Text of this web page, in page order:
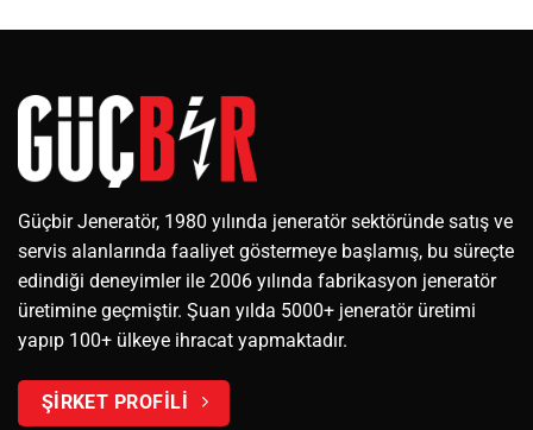
Güçbir Jeneratör, 1980 yılında jeneratör sektöründe satış ve
servis alanlarında faaliyet göstermeye başlamış, bu süreçte
edindiği deneyimler ile 2006 yılında fabrikasyon jeneratör
üretimine geçmiştir. Şuan yılda 5000+ jeneratör üretimi
yapıp 100+ ülkeye ihracat yapmaktadır.
ŞİRKET PROFİLİ